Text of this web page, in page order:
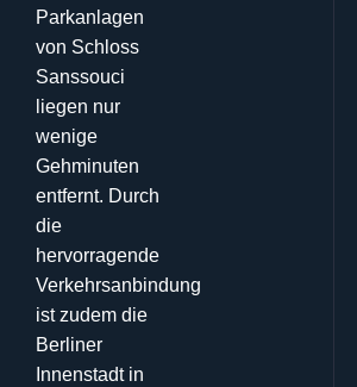
Parkanlagen
von Schloss
Sanssouci
liegen nur
wenige
Gehminuten
entfernt. Durch
die
hervorragende
Verkehrsanbindung
ist zudem die
Berliner
Innenstadt in